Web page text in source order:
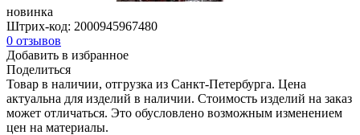
новинка
Штрих-код: 2000945967480
0 отзывов
Добавить в избранное
Поделиться
Товар в наличии, отгрузка из Санкт-Петербурга. Цена
актуальна для изделий в наличии. Стоимость изделий на заказ
может отличаться. Это обусловлено возможным изменением
цен на материалы.